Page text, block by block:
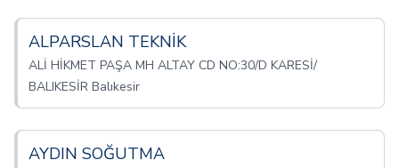
ALPARSLAN TEKNİK
ALİ HİKMET PAŞA MH ALTAY CD NO:30/D KARESİ/
BALIKESİR Balıkesir
AYDIN SOĞUTMA